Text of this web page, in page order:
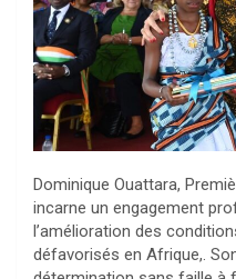
Dominique Ouattara,
incarne un engagement
l’amélioration des
défavorisés en Afrique,.